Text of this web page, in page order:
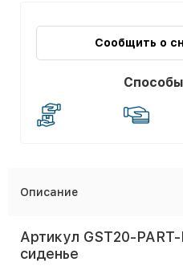
Сообщить о
Описание
Артикул GST20-
сиденье